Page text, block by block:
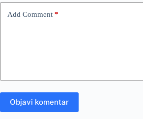
Add Comment *
Objavi komentar